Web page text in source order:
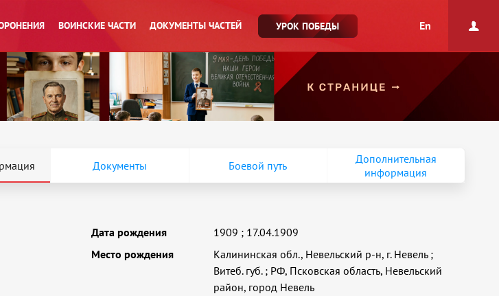
ВОИНСКИЕ ЧАСТИ ДОКУМЕНТЫ ЧАСТЕЙ УРОК ПОБЕДЫ En
Документы Боевой путь
Дополнительная
информация
Дата рождения 1909 ; 17.04.1909
Место рождения
Калининская обл., Невельский р-н, г. Невель;
Витеб. губ.; РФ, Псковская область, Невельский
район, город Невель